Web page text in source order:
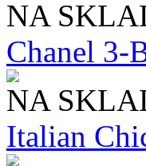
NA
Chanel 3-
NA
Italian